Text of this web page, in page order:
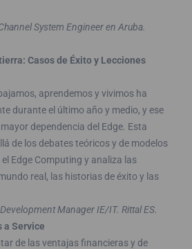
System Engineer en Aruba.
Casos de Éxito y Lecciones
aprendemos y vivimos ha
durante el último año y medio, y ese
dependencia del Edge. Esta
de los debates teóricos y de modelos
Edge Computing y analiza las
real, las historias de éxito y las
Manager IE/IT. Rittal ES.
a Service
de las ventajas financieras y de